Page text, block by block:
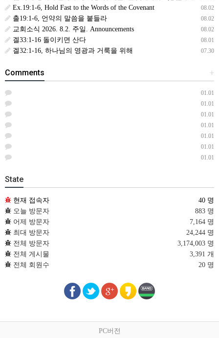
08.02
Ex.19:1-6, Hold Fast to the Words of the Covenant
08.02
출19:1-6, 언약의 말씀을 붙들라
08.02
교회소식 2026. 8.2. 주일. Announcements
08.01
겔33:1-16 돌이키면 산다
07.30
겔32:1-16, 하나님의 영광과 거룩을 위해
+
Comments
01.01
01.01
01.01
01.01
01.01
01.01
01.01
State
현재 접속자
40 명
오늘 방문자
883 명
어제 방문자
7,164 명
최대 방문자
24,244 명
전체 방문자
3,174,003 명
전체 게시물
3,391 개
전체 회원수
20 명
PC버전